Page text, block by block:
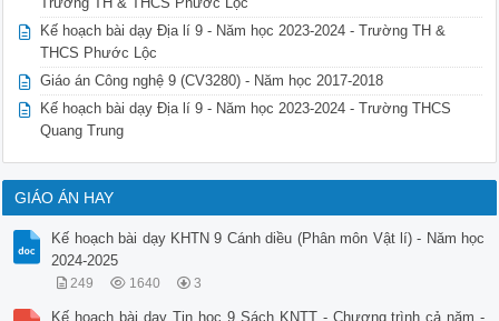
Kế hoạch bài dạy Địa lí 9 - Năm học 2023-2024 - Trường TH &
THCS Phước Lộc
Giáo án Công nghệ 9 (CV3280) - Năm học 2017-2018
Kế hoạch bài dạy Địa lí 9 - Năm học 2023-2024 - Trường THCS
Quang Trung
GIÁO ÁN HAY
Kế hoạch bài dạy KHTN 9 Cánh diều (Phân môn Vật lí) - Năm học
2024-2025
249 1640 3
Kế hoạch bài dạy Tin học 9 Sách KNTT - Chương trình cả năm -